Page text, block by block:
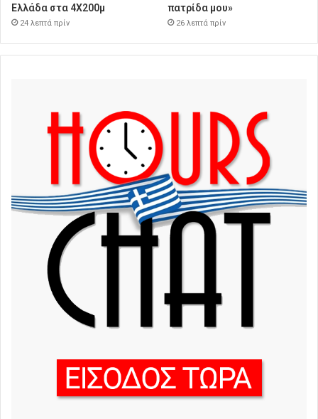
Ελλάδα στα 4Χ200μ
24 λεπτά πρίν
πατρίδα μου»
26 λεπτά πρίν